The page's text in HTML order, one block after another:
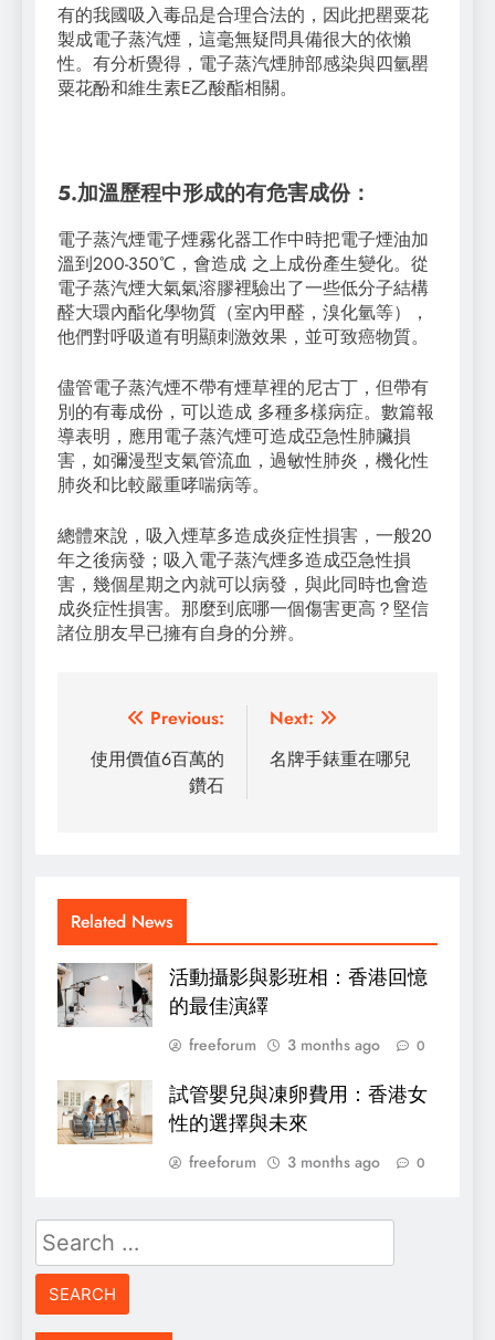
有的我國吸入毒品是合理合法的，因此把罌粟花
製成電子蒸汽煙，這毫無疑問具備很大的依懶
性。有分析覺得，電子蒸汽煙肺部感染與四氫罌
粟花酚和維生素E乙酸酯相關。
5.加溫歷程中形成的有危害成份：
電子蒸汽煙電子煙霧化器工作中時把電子煙油加
溫到200-350℃，會造成 之上成份產生變化。從
電子蒸汽煙大氣氣溶膠裡驗出了一些低分子結構
醛大環內酯化學物質（室內甲醛，溴化氫等），
他們對呼吸道有明顯刺激效果，並可致癌物質。
儘管電子蒸汽煙不帶有煙草裡的尼古丁，但帶有
別的有毒成份，可以造成 多種多樣病症。數篇報
導表明，應用電子蒸汽煙可造成亞急性肺臟損
害，如彌漫型支氣管流血，過敏性肺炎，機化性
肺炎和比較嚴重哮喘病等。
總體來說，吸入煙草多造成炎症性損害，一般20
年之後病發；吸入電子蒸汽煙多造成亞急性損
害，幾個星期之內就可以病發，與此同時也會造
成炎症性損害。那麼到底哪一個傷害更高？堅信
諸位朋友早已擁有自身的分辨。
Post
navigation
Previous:
使用價值6百萬的
鑽石
Next:
名牌手錶重在哪兒
Related News
活動攝影與影班相：香港回憶
的最佳演繹
freeforum 3 months ago 0
試管嬰兒與凍卵費用：香港女
性的選擇與未來
freeforum 3 months ago 0
Search
for: